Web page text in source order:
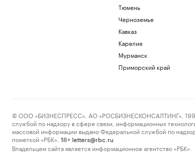
Тюмень
Черноземье
Кавказ
Карелия
Мурманск
Приморский край
© ООО «БИЗНЕСПРЕСС», АО «РОСБИЗНЕСКОНСАЛТИНГ»,
службой по надзору в сфере связи, информационных
массовой информации выдано Федеральной службой по
пометкой «РБК».
18+ letters@rbc.ru
Владельцем сайта является информационное агентство «РБК».